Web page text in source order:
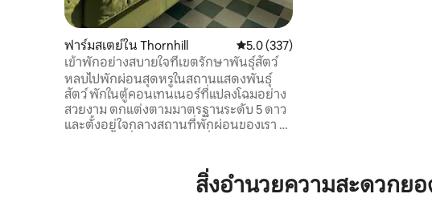
ฟาร์มสเตย์ใน Thornhill คะแนนเฉลี่ย 5.0 จาก 5, 337 รีวิว
5.0 (337)
เข้าพักอย่างสบายใจที่เขตรักษาพันธุ์สัตว์
หลบไปพักผ่อนสุดหรูในสถานแสดงพันธุ์
สัตว์ พักในตู้คอนเทนเนอร์ที่แปลงโฉมอย่าง
สวยงาม ตกแต่งตามมาตรฐานระดับ 5 ดาว
และตั้งอยู่ใจกลางสถานที่พักผ่อนของเรา รับ
ห้องนอนขนาดคิงไซส์ ห้องอาบน้ำขนาด
ใหญ่ ห้องครัว และพื้นที่นั่งเล่นที่อบอุ่นสิ่งอำนวยความสะดวกย